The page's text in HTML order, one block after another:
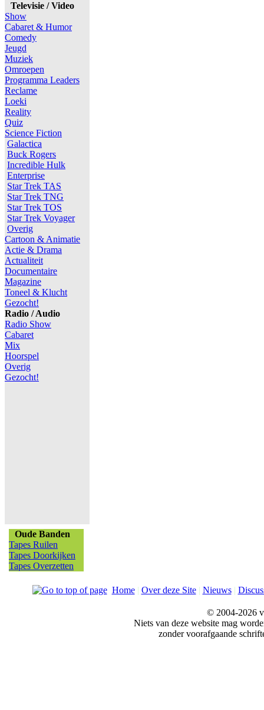
Televisie / Video
Show
Cabaret & Humor
Comedy
Jeugd
Muziek
Omroepen
Programma Leaders
Reclame
Loeki
Reality
Quiz
Science Fiction
Galactica
Buck Rogers
Incredible Hulk
Enterprise
Star Trek TAS
Star Trek TNG
Star Trek TOS
Star Trek Voyager
Overig
Cartoon & Animatie
Actie & Drama
Actualiteit
Documentaire
Magazine
Toneel & Klucht
Gezocht!
Radio / Audio
Radio Show
Cabaret
Mix
Hoorspel
Overig
Gezocht!
Oude Banden
Tapes Ruilen
Tapes Doorkijken
Tapes Overzetten
Home| Over deze Site| Nieuws|
© 2004-2026
Niets van deze website mag
zonder voorafgaande